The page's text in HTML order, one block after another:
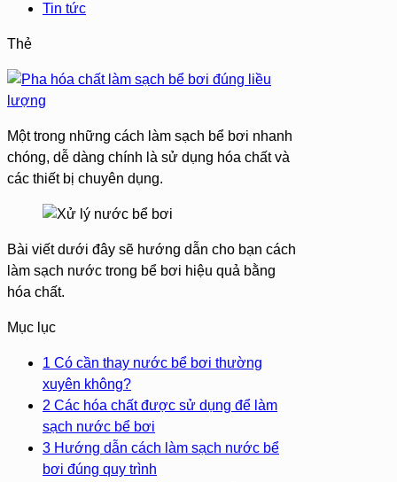
Tin tức
Thẻ
Một trong những cách làm sạch bể bơi nhanh
chóng, dễ dàng chính là sử dụng hóa chất và
các thiết bị chuyên dụng.
Bài viết dưới đây sẽ hướng dẫn cho bạn cách
làm sạch nước trong bể bơi hiệu quả bằng
hóa chất.
Mục lục
1 Có cần thay nước bể bơi thường
xuyên không?
2 Các hóa chất được sử dụng để làm
sạch nước bể bơi
3 Hướng dẫn cách làm sạch nước bể
bơi đúng quy trình